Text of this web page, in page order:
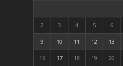
2 3 4 5 6
9 10 11 12 13
16 17 18 19 20